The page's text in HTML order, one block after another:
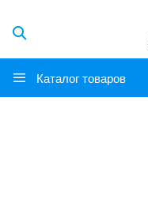
Каталог товаров